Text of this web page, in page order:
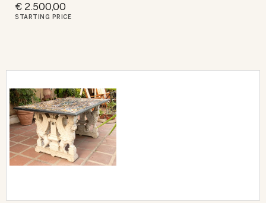
€ 2.500,00
STARTING PRICE